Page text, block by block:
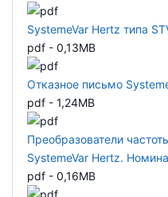
SystemeVar Hertz типа
pdf - 0,13MB
Отказное письмо
pdf - 1,24MB
Преобразователи
SystemeVar Hertz.
pdf - 0,16MB